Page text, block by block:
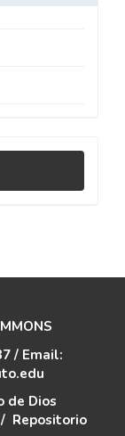
/ Email:
de Dios
/ Repositorio